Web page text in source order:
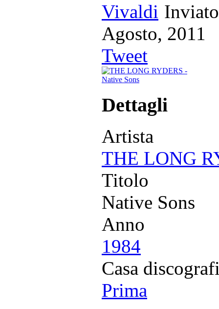
Agosto,
Tweet
Dettagli
Artista
THE LONG
Titolo
Native Sons
Anno
1984
Casa
Prima